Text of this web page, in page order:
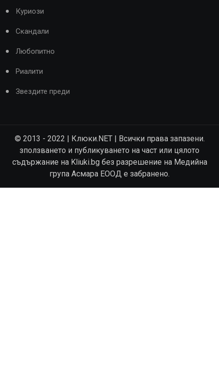
Куриози
Скандали
Любопитно
Риалити
Звездите преди
© 2013 - 2022 | Клюки.NET | Всички права запазени.
зползването и публикуването на част или цялото
съдържание на Kliuki.bg без разрешение на Медийна
група Асмара ЕООД е забранено.